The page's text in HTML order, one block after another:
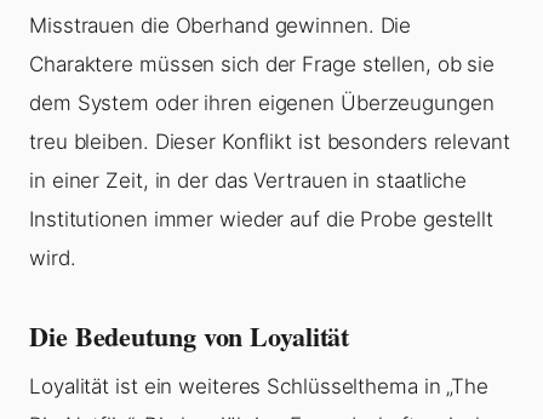
Misstrauen die Oberhand gewinnen. Die
Charaktere müssen sich der Frage stellen, ob sie
dem System oder ihren eigenen Überzeugungen
treu bleiben. Dieser Konflikt ist besonders relevant
in einer Zeit, in der das Vertrauen in staatliche
Institutionen immer wieder auf die Probe gestellt
wird.
Die Bedeutung von Loyalität
Loyalität ist ein weiteres Schlüsselthema in „The